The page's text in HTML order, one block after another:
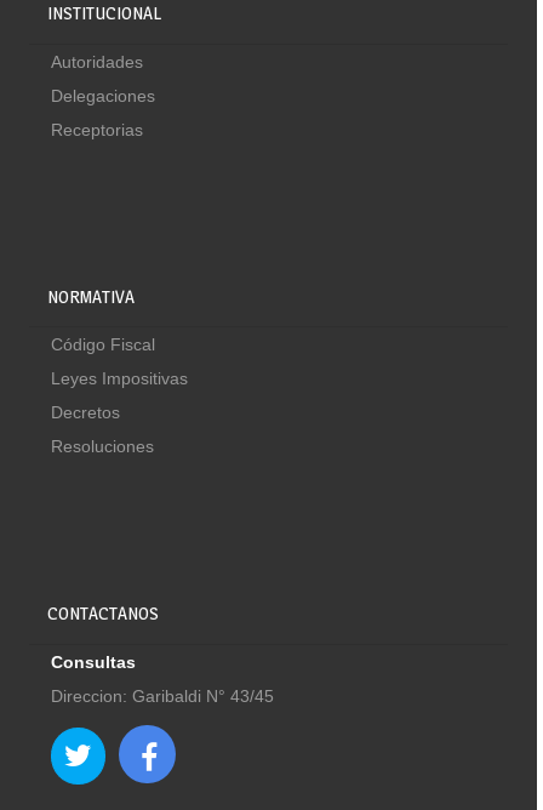
INSTITUCIONAL
Autoridades
Delegaciones
Receptorias
NORMATIVA
Código Fiscal
Leyes Impositivas
Decretos
Resoluciones
CONTACTANOS
Consultas
Direccion: Garibaldi N° 43/45